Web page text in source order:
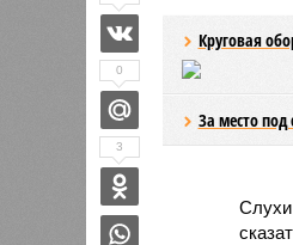
Круговая
За место под
Слухи
0
3